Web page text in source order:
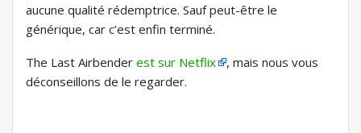
aucune qualité rédemptrice. Sauf peut-être le
générique, car c’est enfin terminé.
The Last Airbender est sur Netflix
, mais nous vous
déconseillons de le regarder.